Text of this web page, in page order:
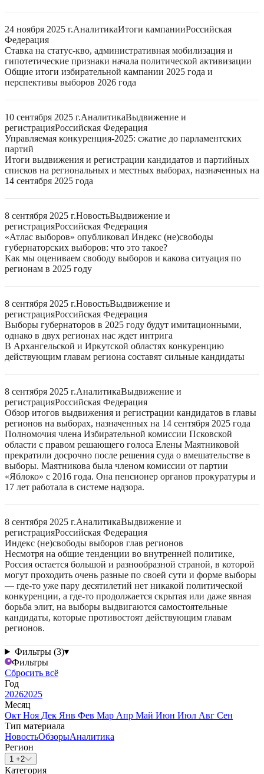
24 ноября 2025 г.АналитикаИтоги кампанииРоссийская
Федерация
Ставка на статус-кво, административная мобилизация и
гипотетические признаки начала политической активизации
Общие итоги избирательной кампании 2025 года и
перспективы выборов 2026 года
10 сентября 2025 г.АналитикаВыдвижение и
регистрацияРоссийская Федерация
Управляемая конкуренция-2025: сжатие до парламентских
партий
Итоги выдвижения и регистрации кандидатов и партийных
списков на региональных и местных выборах, назначенных на
14 сентября 2025 года
8 сентября 2025 г.НовостьВыдвижение и
регистрацияРоссийская Федерация
«Атлас выборов» опубликовал Индекс (не)свободы
губернаторских выборов: что это такое?
Как мы оцениваем свободу выборов и какова ситуация по
регионам в 2025 году
8 сентября 2025 г.НовостьВыдвижение и
регистрацияРоссийская Федерация
Выборы губернаторов в 2025 году будут имитационными,
однако в двух регионах нас ждет интрига
В Архангельской и Иркутской областях конкуренцию
действующим главам региона составят сильные кандидаты
8 сентября 2025 г.АналитикаВыдвижение и
регистрацияРоссийская Федерация
Обзор итогов выдвижения и регистрации кандидатов в главы
регионов на выборах, назначенных на 14 сентября 2025 года
Полномочия члена Избирательной комиссии Псковской
области с правом решающего голоса Елены Маятниковой
прекратили досрочно после решения суда о вмешательстве в
выборы. Маятникова была членом комиссии от партии
«Яблоко» с 2016 года. Она пенсионер органов прокуратуры и
17 лет работала в системе надзора.
8 сентября 2025 г.АналитикаВыдвижение и
регистрацияРоссийская Федерация
Индекс (не)свободы выборов глав регионов
Несмотря на общие тенденции во внутренней политике,
Россия остается большой и разнообразной страной, в которой
могут проходить очень разные по своей сути и форме выборы
— где-то уже пару десятилетий нет никакой политической
конкуренции, а где-то продолжается скрытая или даже явная
борьба элит, на выборы выдвигаются самостоятельные
кандидаты, которые противостоят действующим главам
регионов.
Фильтры (3)▾
Фильтры
Сбросить всё
Год
20262025
Месяц
Окт Ноя Дек Янв Фев Мар Апр Май Июн Июл Авг Сен
Тип материала
НовостьОбзорыАналитика
Регион
1 +2
Категория